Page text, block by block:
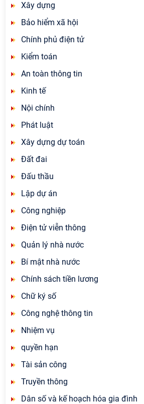
Xây dựng
Bảo hiểm xã hội
Chính phủ điện tử
Kiểm toán
An toàn thông tin
Kinh tế
Nội chính
Phát luật
Xây dựng dự toán
Đất đai
Đấu thầu
Lập dự án
Công nghiệp
Điện tử viễn thông
Quản lý nhà nước
Bí mật nhà nước
Chính sách tiền lương
Chữ ký số
Công nghệ thông tin
Nhiệm vụ
quyền hạn
Tài sản công
Truyền thông
Dân số và kế hoạch hóa gia đình